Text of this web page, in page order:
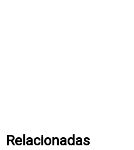
Relacionadas